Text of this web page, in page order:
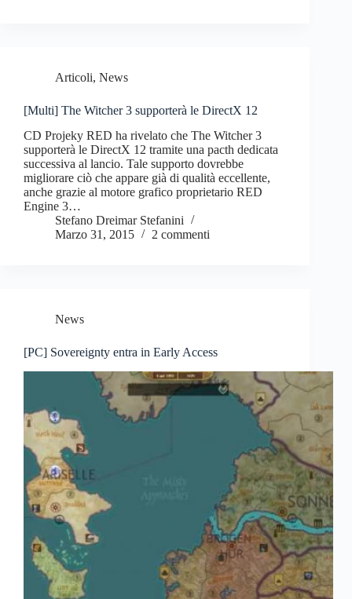
Articoli, News
[Multi] The Witcher 3 supporterà le DirectX 12
CD Projeky RED ha rivelato che The Witcher 3
supporterà le DirectX 12 tramite una pacth dedicata
successiva al lancio. Tale supporto dovrebbe
migliorare ciò che appare già di qualità eccellente,
anche grazie al motore grafico proprietario RED
Engine 3…
Stefano Dreimar Stefanini
Marzo 31, 2015
2 commenti
News
[PC] Sovereignty entra in Early Access